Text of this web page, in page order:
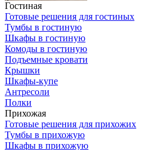
Гостиная
Готовые решения для гостиных
Тумбы в гостиную
Шкафы в гостиную
Комоды в гостиную
Подъемные кровати
Крышки
Шкафы-купе
Антресоли
Полки
Прихожая
Готовые решения для прихожих
Тумбы в прихожую
Шкафы в прихожую